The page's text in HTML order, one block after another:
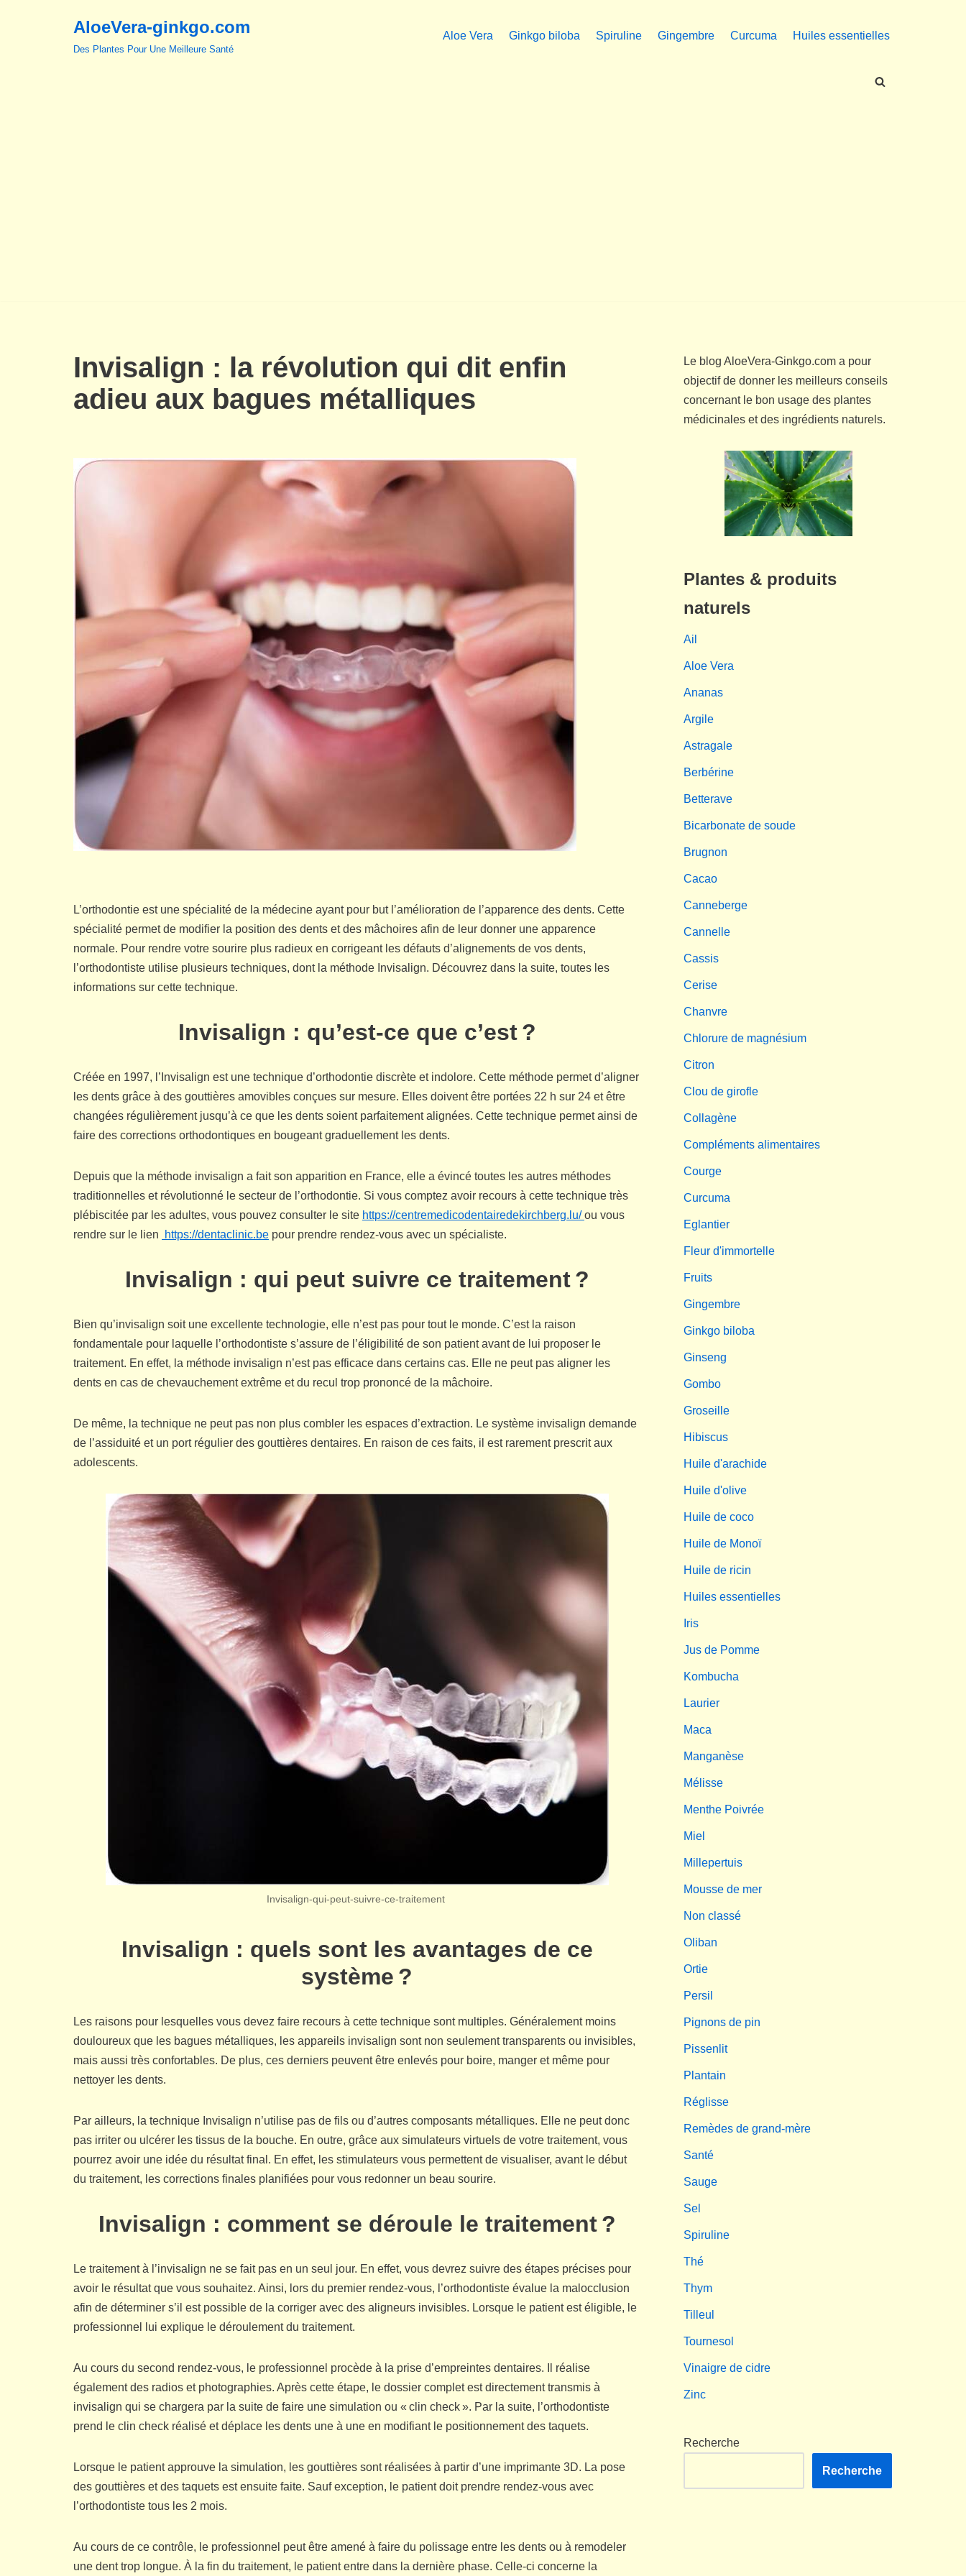
AloeVera-ginkgo.com
Des Plantes Pour Une Meilleure Santé
Aloe Vera Ginkgo biloba Spiruline Gingembre Curcuma Huiles essentielles
Invisalign : la révolution qui dit enfin
adieu aux bagues métalliques
L’orthodontie est une spécialité de la médecine ayant pour but l’amélioration de l’apparence des dents. Cette
spécialité permet de modifier la position des dents et des mâchoires afin de leur donner une apparence
normale. Pour rendre votre sourire plus radieux en corrigeant les défauts d’alignements de vos dents,
l’orthodontiste utilise plusieurs techniques, dont la méthode Invisalign. Découvrez dans la suite, toutes les
informations sur cette technique.
Invisalign : qu’est-ce que c’est ?
Créée en 1997, l’Invisalign est une technique d’orthodontie discrète et indolore. Cette méthode permet d’aligner
les dents grâce à des gouttières amovibles conçues sur mesure. Elles doivent être portées 22 h sur 24 et être
changées régulièrement jusqu’à ce que les dents soient parfaitement alignées. Cette technique permet ainsi de
faire des corrections orthodontiques en bougeant graduellement les dents.
Depuis que la méthode invisalign a fait son apparition en France, elle a évincé toutes les autres méthodes
traditionnelles et révolutionné le secteur de l’orthodontie. Si vous comptez avoir recours à cette technique très
plébiscitée par les adultes, vous pouvez consulter le site https://centremedicodentairedekirchberg.lu/ou vous
rendre sur le lien
https://dentaclinic.be pour prendre rendez-vous avec un spécialiste.
Invisalign : qui peut suivre ce traitement ?
Bien qu’invisalign soit une excellente technologie, elle n’est pas pour tout le monde. C’est la raison
fondamentale pour laquelle l’orthodontiste s’assure de l’éligibilité de son patient avant de lui proposer le
traitement. En effet, la méthode invisalign n’est pas efficace dans certains cas. Elle ne peut pas aligner les
dents en cas de chevauchement extrême et du recul trop prononcé de la mâchoire.
De même, la technique ne peut pas non plus combler les espaces d’extraction. Le système invisalign demande
de l’assiduité et un port régulier des gouttières dentaires. En raison de ces faits, il est rarement prescrit aux
adolescents.
Invisalign-qui-peut-suivre-ce-traitement
Invisalign : quels sont les avantages de ce
système ?
Les raisons pour lesquelles vous devez faire recours à cette technique sont multiples. Généralement moins
douloureux que les bagues métalliques, les appareils invisalign sont non seulement transparents ou invisibles,
mais aussi très confortables. De plus, ces derniers peuvent être enlevés pour boire, manger et même pour
nettoyer les dents.
Par ailleurs, la technique Invisalign n’utilise pas de fils ou d’autres composants métalliques. Elle ne peut donc
pas irriter ou ulcérer les tissus de la bouche. En outre, grâce aux simulateurs virtuels de votre traitement, vous
pourrez avoir une idée du résultat final. En effet, les stimulateurs vous permettent de visualiser, avant le début
du traitement, les corrections finales planifiées pour vous redonner un beau sourire.
Invisalign : comment se déroule le traitement ?
Le traitement à l’invisalign ne se fait pas en un seul jour. En effet, vous devrez suivre des étapes précises pour
avoir le résultat que vous souhaitez. Ainsi, lors du premier rendez-vous, l’orthodontiste évalue la malocclusion
afin de déterminer s’il est possible de la corriger avec des aligneurs invisibles. Lorsque le patient est éligible, le
professionnel lui explique le déroulement du traitement.
Au cours du second rendez-vous, le professionnel procède à la prise d’empreintes dentaires. Il réalise
également des radios et photographies. Après cette étape, le dossier complet est directement transmis à
invisalign qui se chargera par la suite de faire une simulation ou « clin check ». Par la suite, l’orthodontiste
prend le clin check réalisé et déplace les dents une à une en modifiant le positionnement des taquets.
Lorsque le patient approuve la simulation, les gouttières sont réalisées à partir d’une imprimante 3D. La pose
des gouttières et des taquets est ensuite faite. Sauf exception, le patient doit prendre rendez-vous avec
l’orthodontiste tous les 2 mois.
Au cours de ce contrôle, le professionnel peut être amené à faire du polissage entre les dents ou à remodeler
une dent trop longue. À la fin du traitement, le patient entre dans la dernière phase. Celle-ci concerne la
Le blog AloeVera-Ginkgo.com a pour
objectif de donner les meilleurs conseils
concernant le bon usage des plantes
médicinales et des ingrédients naturels.
Plantes & produits
naturels
Ail
Aloe Vera
Ananas
Argile
Astragale
Berbérine
Betterave
Bicarbonate de soude
Brugnon
Cacao
Canneberge
Cannelle
Cassis
Cerise
Chanvre
Chlorure de magnésium
Citron
Clou de girofle
Collagène
Compléments alimentaires
Courge
Curcuma
Eglantier
Fleur d'immortelle
Fruits
Gingembre
Ginkgo biloba
Ginseng
Gombo
Groseille
Hibiscus
Huile d'arachide
Huile d'olive
Huile de coco
Huile de Monoï
Huile de ricin
Huiles essentielles
Iris
Jus de Pomme
Kombucha
Laurier
Maca
Manganèse
Mélisse
Menthe Poivrée
Miel
Millepertuis
Mousse de mer
Non classé
Oliban
Ortie
Persil
Pignons de pin
Pissenlit
Plantain
Réglisse
Remèdes de grand-mère
Santé
Sauge
Sel
Spiruline
Thé
Thym
Tilleul
Tournesol
Vinaigre de cidre
Zinc
Recherche
Recherche